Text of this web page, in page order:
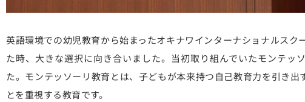
英語環境での幼児教育から始まったオキナワインターナショナルスク
た時、大きな選択に向き合いました。当初取り組んでいたモンテッ
た。モンテッソーリ教育とは、子どもが本来持つ自己教育力を引き
とを重視する教育です。